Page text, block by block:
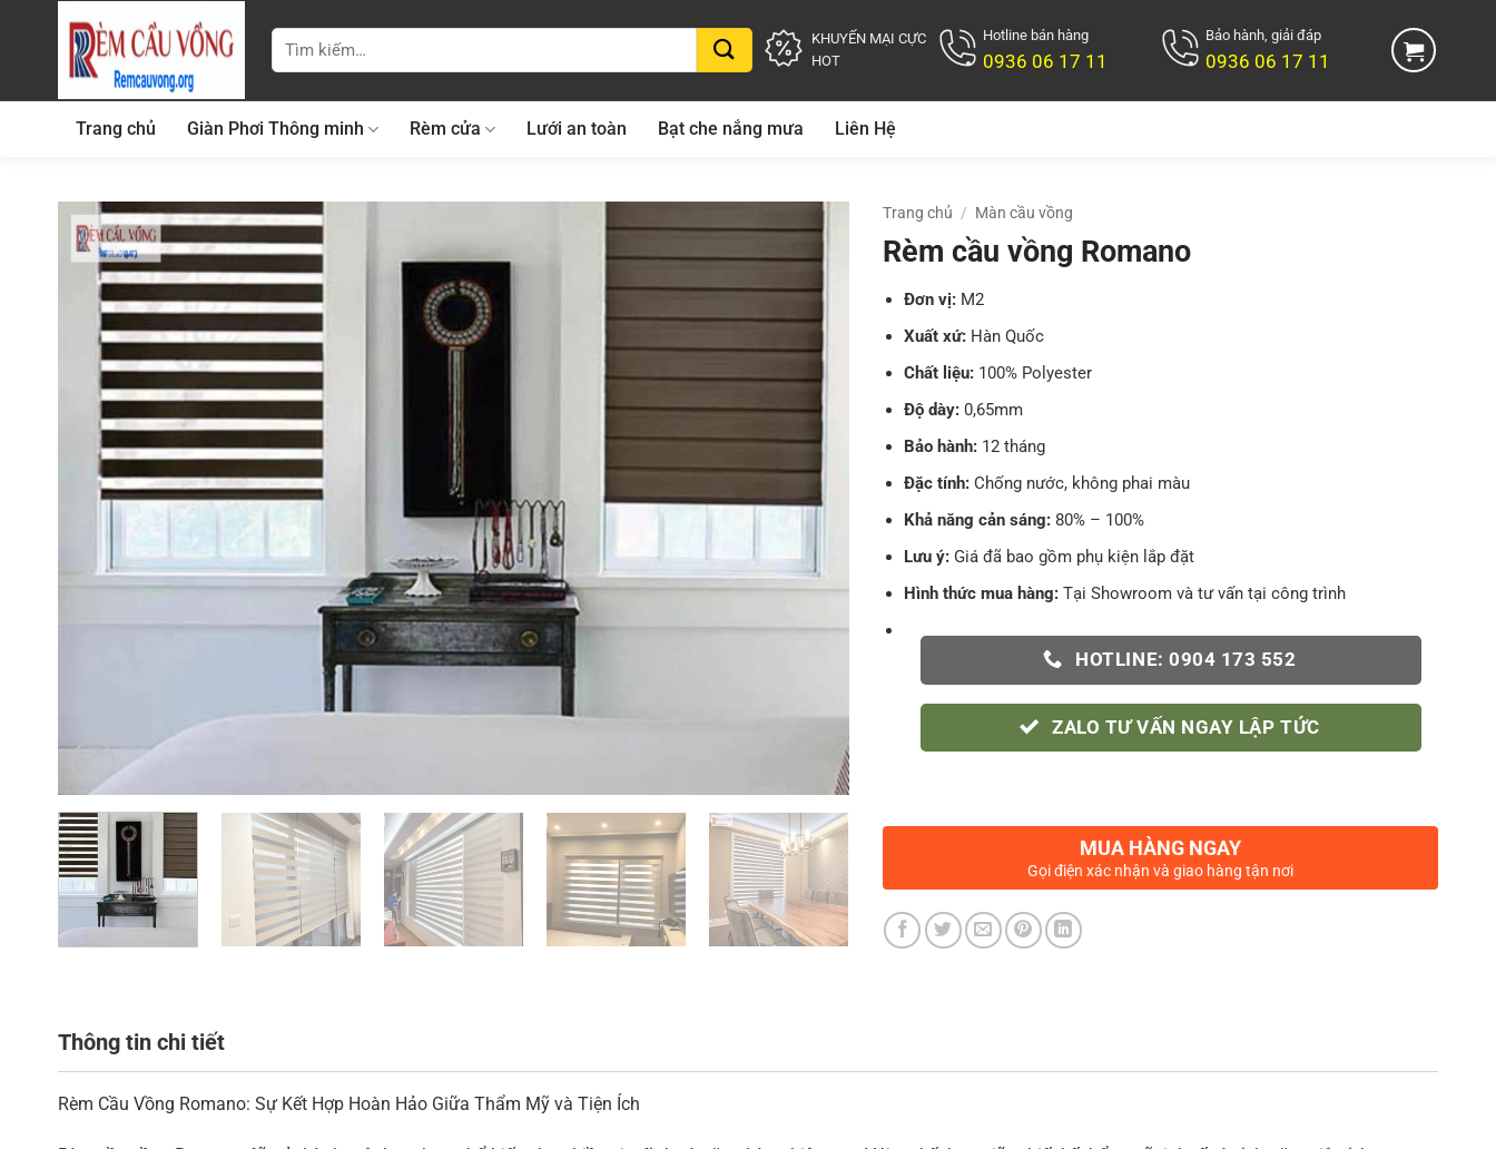
dung
Tìm
kiếm:
KHUYẾN MẠI CỰC
HOT
Hotline bán hàng
0936 06 17 11
Bảo hành, giải đáp
0936 06 17 11
Trang chủ Giàn Phơi Thông minh Rèm cửa Lưới an toàn Bạt che nắng mưa Liên Hệ
Trang chủ / Màn cầu vồng
Rèm cầu vồng Romano
Đơn vị: M2
Xuất xứ: Hàn Quốc
Chất liệu: 100% Polyester
Độ dày: 0,65mm
Bảo hành: 12 tháng
Đặc tính: Chống nước, không phai màu
Khả năng cản sáng: 80% – 100%
Lưu ý: Giá đã bao gồm phụ kiện lắp đặt
Hình thức mua hàng: Tại Showroom và tư vấn tại công trình
HOTLINE: 0904 173 552
ZALO TƯ VẤN NGAY LẬP TỨC
MUA HÀNG NGAY
Gọi điện xác nhận và giao hàng tận nơi
Thông tin chi tiết
Rèm Cầu Vồng Romano: Sự Kết Hợp Hoàn Hảo Giữa Thẩm Mỹ và Tiện Ích